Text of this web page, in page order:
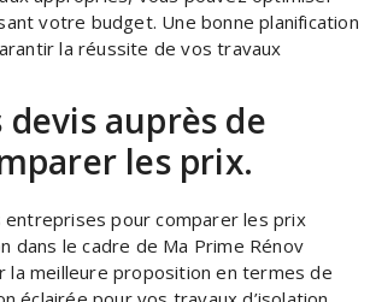
votre budget. Une bonne planification
la réussite de vos travaux
devis auprès de
les prix.
entreprises pour comparer les prix
dans le cadre de Ma Prime Rénov
meilleure proposition en termes de